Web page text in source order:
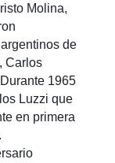
Molina,
de
Carlos
1965
Luzzi que
en primera